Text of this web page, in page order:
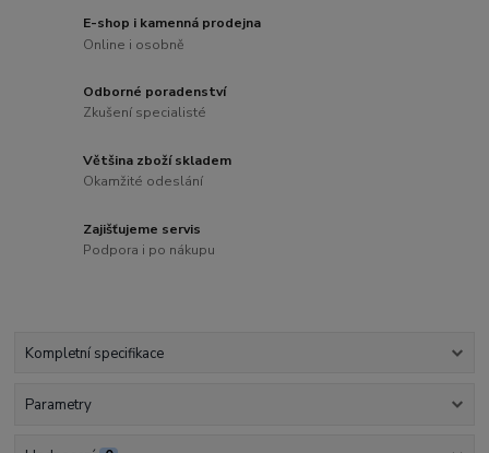
E-shop i kamenná prodejna
Online i osobně
Odborné poradenství
Zkušení specialisté
Většina zboží skladem
Okamžité odeslání
Zajišťujeme servis
Podpora i po nákupu
Kompletní specifikace
Parametry